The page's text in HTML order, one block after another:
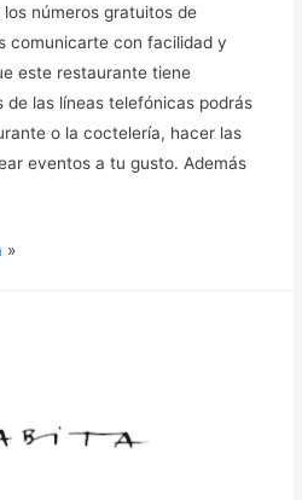
números gratuitos de
comunicarte con facilidad y
este restaurante tiene
de las líneas telefónicas podrás
o la coctelería, hacer las
eventos a tu gusto. Además
»